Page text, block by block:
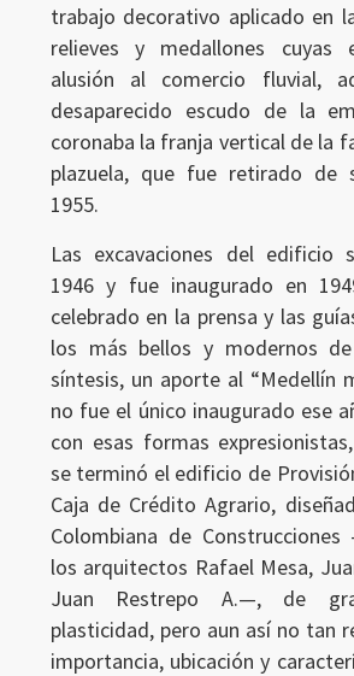
trabajo decorativo aplicado en
relieves y medallones cuyas
alusión al comercio fluvial,
desaparecido escudo de la
coronaba la franja vertical de la
plazuela, que fue retirado de
1955.
Las excavaciones del edificio
1946 y fue inaugurado en
celebrado en la prensa y las
los más bellos y modernos
síntesis, un aporte al “Medellín
no fue el único inaugurado ese
con esas formas
se terminó el edificio de
Caja de Crédito Agrario,
Colombiana de
los arquitectos Rafael Mesa,
Juan Restrepo A.—, de
plasticidad, pero aun así no tan
importancia, ubicación y